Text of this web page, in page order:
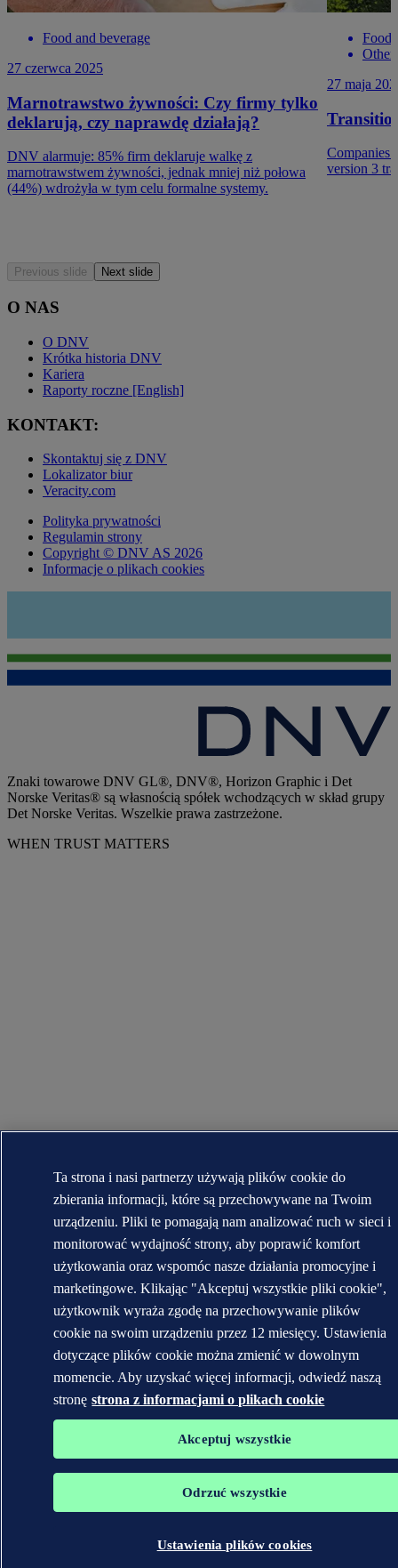
Food and beverage
27 czerwca 2025
Marnotrawstwo żywności: Czy firmy tylko
deklarują, czy naprawdę działają?
DNV alarmuje: 85% firm deklaruje walkę z
marnotrawstwem żywności, jednak mniej niż połowa
(44%) wdrożyła w tym celu formalne systemy.
Food
Other
27 maja
Companies
version 3
Previous slide Next slide
O NAS
O DNV
Krótka historia DNV
Kariera
Raporty roczne [English]
KONTAKT:
Skontaktuj się z DNV
Lokalizator biur
Veracity.com
Polityka prywatności
Regulamin strony
Copyright © DNV AS 2026
Informacje o plikach cookies
Znaki towarowe DNV GL®, DNV®, Horizon Graphic i Det
Norske Veritas® są własnością spółek wchodzących w skład grupy
Det Norske Veritas. Wszelkie prawa zastrzeżone.
WHEN TRUST MATTERS
Ta strona i nasi partnerzy używają plików cookie do
zbierania informacji, które są przechowywane na Twoim
urządzeniu. Pliki te pomagają nam analizować ruch w sieci i
monitorować wydajność strony, aby poprawić komfort
użytkowania oraz wspomóc nasze działania promocyjne i
marketingowe. Klikając "Akceptuj wszystkie pliki cookie",
użytkownik wyraża zgodę na przechowywanie plików
cookie na swoim urządzeniu przez 12 miesięcy. Ustawienia
dotyczące plików cookie można zmienić w dowolnym
momencie. Aby uzyskać więcej informacji, odwiedź naszą
stronę strona z informacjami o plikach cookie
Akceptuj wszystkie
Odrzuć wszystkie
Ustawienia plików cookies